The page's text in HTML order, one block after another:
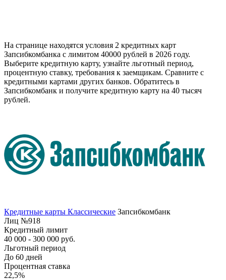
На странице находятся условия 2 кредитных карт
Запсибкомбанка с лимитом 40000 рублей в 2026 году.
Выберите кредитную карту, узнайте льготный период,
процентную ставку, требования к заемщикам. Сравните с
кредитными картами других банков. Обратитесь в
Запсибкомбанк и получите кредитную карту на 40 тысяч
рублей.
Кредитные карты Классические Запсибкомбанк
Лиц №918
Кредитный лимит
40 000 - 300 000 руб.
Льготный период
До 60 дней
Процентная ставка
22,5%